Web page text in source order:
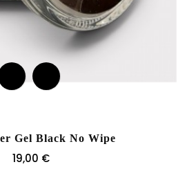
Gel Black No Wipe
Prix
19,00 €